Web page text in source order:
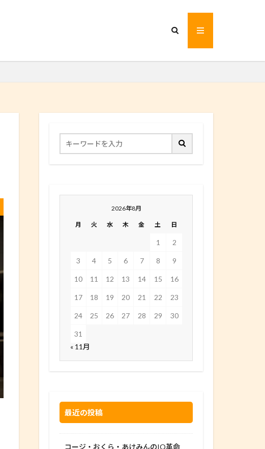
2026年8月
月 火 水 木 金 土 日
1 2
3 4 5 6 7 8 9
10 11 12 13 14 15 16
17 18 19 20 21 22 23
24 25 26 27 28 29 30
31
« 11月
最近の投稿
コージ・おくら・あけみんのIQ革命